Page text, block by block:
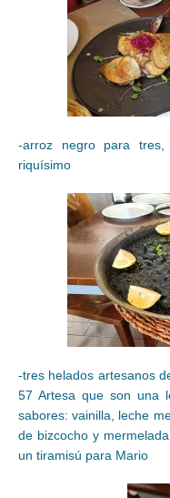
-arroz negro para tres,
riquísimo
-tres helados artesanos
57 Artesa que son una
sabores: vainilla, leche
de bizcocho y
un tiramisú para Mario